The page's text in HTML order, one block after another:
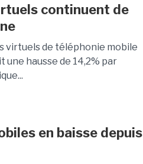
continuent de
virtuels de téléphonie mobile
hausse de 14,2% par
en baisse depuis